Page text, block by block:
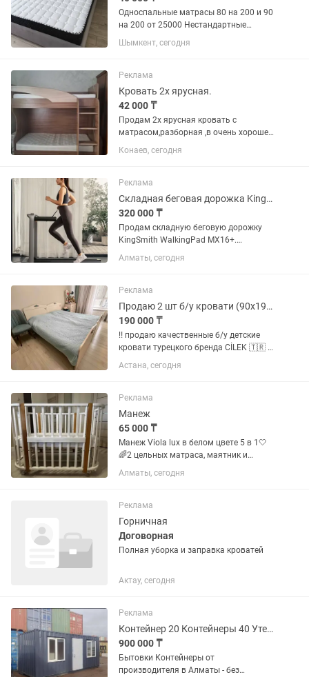
Односпальные матрасы 80 на 200 и 90
на 200 от 25000 Нестандартные
размеры на заказ Матрас Боннель
средняя жесткость 160 на 200 - 42000
пружин) средняя...
Шымкент, сегодня
Реклама
Кровать 2х ярусная.
42 000 ₸
Продам 2х ярусная кровать с
матрасом,разборная ,в очень хорошем
состоянии. Высота кровати 1,80
длина1,85, матрасы 80×1,85.
Конаев, сегодня
Реклама
Складная беговая дорожка KingSmith WalkingPad MX16
320 000 ₸
Продам складную беговую дорожку
KingSmith WalkingPad MX16+.
Состояние новой, пользовались пару
конструкции беговая дорожка
KingSmith...
Алматы, сегодня
Реклама
Продаю 2 шт б/у кровати (90x190см) и матрасы в подарок в отличном состоянии
190 000 ₸
‼️ продаю качественные б/у детские
кровати турецкого бренда CİLEK 🇹🇷 +
матрасы в подарок 🎁 Использовались
только моими дочерьми, в чистой и
Кровати крепкие,...
Астана, сегодня
Реклама
Манеж
65 000 ₸
Манеж Viola lux в белом цвете 5 в 1🤍
🌈2 цельных матраса, маятник и
колеса в комплекте 🌈Кроватка
покрыта гипоаллергенной эмалью!
Стойки кровати выполнены из
массива...
Алматы, сегодня
Реклама
Горничная
Договорная
Полная уборка и заправка кроватей
Актау, сегодня
Реклама
Контейнер 20 Контейнеры 40 Утепленный контейнер
900 000 ₸
Бытовки Контейнеры от
производителя в Алматы - без